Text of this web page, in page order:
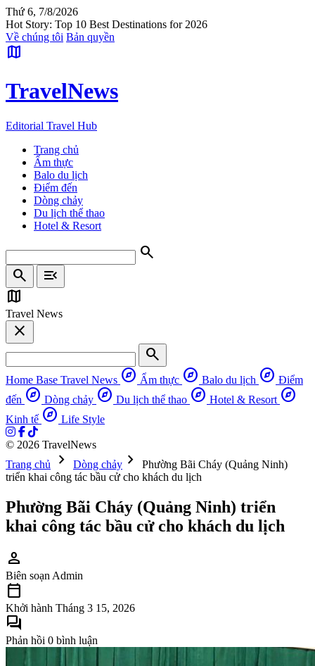
Thứ 6, 7/8/2026
Hot Story: Top 10 Best Destinations for 2026
Về chúng tôi Bản quyền
map
TravelNews
Editorial Travel Hub
Trang chủ
Ẩm thực
Balo du lịch
Điểm đến
Dòng chảy
Du lịch thể thao
Hotel & Resort
search
search
menu_open
map
Travel News
close
search
Home Base Travel News explore Ẩm thực explore Balo du lịch explore Điểm
đến explore Dòng chảy explore Du lịch thể thao explore Hotel & Resort explore
Kinh tế explore Life Style
© 2026 TravelNews
Trang chủ
chevron_right Dòng chảy chevron_right
Phường Bãi Cháy (Quảng Ninh)
triển khai công tác bầu cử cho khách du lịch
Phường Bãi Cháy (Quảng Ninh) triển
khai công tác bầu cử cho khách du lịch
person
Biên soạn Admin
calendar_today
Khởi hành Tháng 3 15, 2026
forum
Phản hồi 0 bình luận